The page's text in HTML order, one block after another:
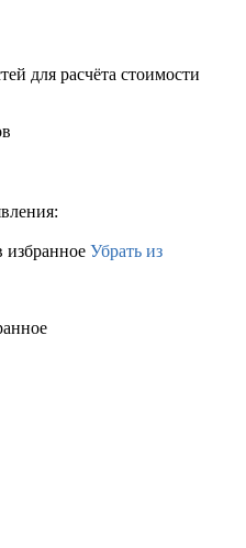
для расчёта стоимости
избранное Убрать из